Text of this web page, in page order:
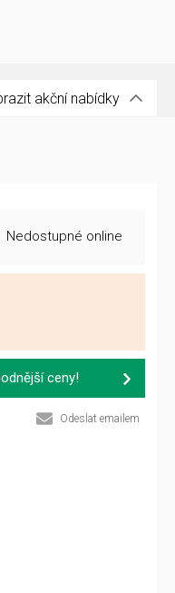
akční nabídky
Nedostupné online
ceny!
Odeslat emailem